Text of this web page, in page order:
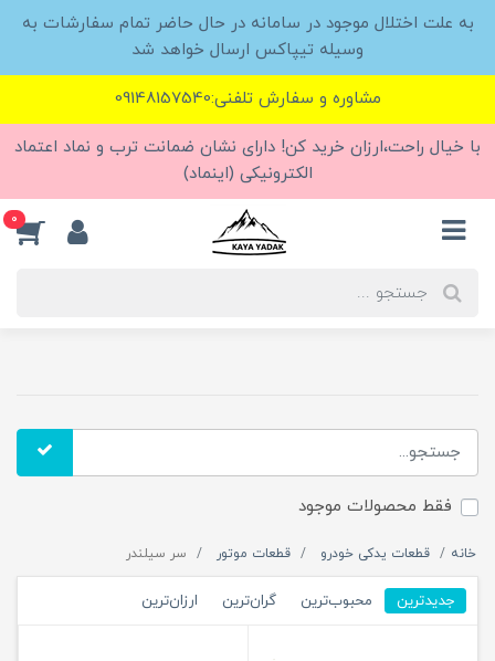
به علت اختلال موجود در سامانه در حال حاضر تمام سفارشات به
وسیله تیپاکس ارسال خواهد شد
مشاوره و سفارش تلفنی:09148157540
با خیال راحت،ارزان خرید کن! دارای نشان ضمانت ترب و نماد اعتماد
الکترونیکی (اینماد)
0
فقط محصولات موجود
خانه قطعات یدکی خودرو قطعات موتور سر سیلندر
جدیدترین محبوب‌ترین گران‌ترین ارزان‌ترین